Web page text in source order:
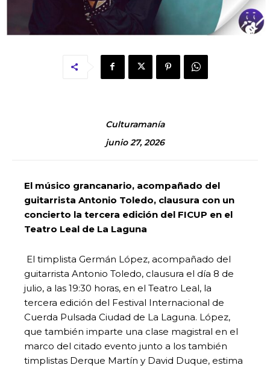
Culturamanía
junio 27, 2026
El músico grancanario, acompañado del
guitarrista Antonio Toledo, clausura con un
concierto la tercera edición del FICUP en el
Teatro Leal de La Laguna
El timplista Germán López, acompañado del
guitarrista Antonio Toledo, clausura el día 8 de
julio, a las 19:30 horas, en el Teatro Leal, la
tercera edición del Festival Internacional de
Cuerda Pulsada Ciudad de La Laguna. López,
que también imparte una clase magistral en el
marco del citado evento junto a los también
timplistas Derque Martín y David Duque, estima